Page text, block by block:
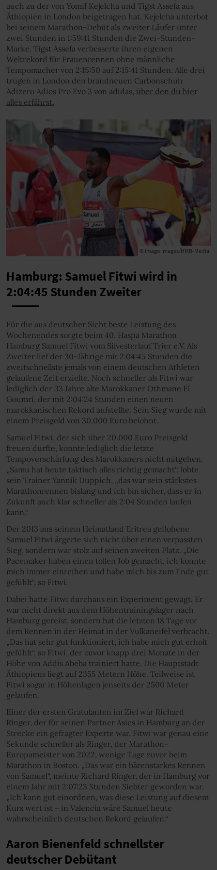
auch zu der von Yomif Kejelcha und Tigst Assefa aus
Äthiopien in London beigetragen hat. Kejelcha unterbot
bei seinem Marathon-Debüt als zweiter Läufer unter
zwei Stunden in 1:59:41 Stunden die Zwei-Stunden-
Marke. Tigst Assefa verbesserte ihren eigenen
Weltrekord für Frauenrennen ohne männliche
Tempomacher von 2:15:50 auf 2:15:41 Stunden. Alle drei
trugen in London den brandneuen Carbonschuh
Adizero Adios Pro Evo 3 von adidas, über den du hier
alles erfährst.
© imago images/HMB-Media
Hamburg: Samuel Fitwi wird in
2:04:45 Stunden Zweiter
Für die aus deutscher Sicht beste Leistung des
Wochenendes sorgte beim 40. Haspa Marathon
Hamburg Samuel Fitwi vom Silvesterlauf Trier e.V. Als
Zweiter lief der 30-Jährige mit 2:04:45 Stunden die
zweitschnellste jemals von einem deutschen Athleten
gelaufene Zeit erzielte. Noch schneller als Fitwi war
lediglich der 33 Jahre alte Marokkaner Othmane El
Goumri, der mit 2:04:24 Stunden einen neuen
marokkanischen Rekord aufstellte. Sein Sieg wurde mit
einem Preisgeld von 30.000 Euro belohnt.
Samuel Fitwi, der sich über 20.000 Euro Preisgeld
freuen durfte, konnte lediglich die letzte
Tempoverschärfung des Marokkaners nicht mitgehen.
„Samu hat heute taktisch alles richtig gemacht“, lobte
sein Trainer Yannik Duppich, „das war sein stärkstes
Marathonrennen bislang und ich bin sicher, dass er in
Zukunft auch klar schneller als 2:04 Stunden laufen
kann.“
Der 2013 aus seinem Heimatland Eritrea geflohene
Samuel Fitwi ärgerte sich nicht über einen verpassten
Sieg, sondern war stolz auf seinen zweiten Platz. „Die
Pacemaker haben einen tollen Job gemacht, ich konnte
mich immer einreihen und habe mich bis zum Ende gut
gefühlt“, so Fitwi.
Dabei hatte Fitwi durchaus ein Experiment gewagt. Er
war nicht direkt aus dem Höhentrainingslager nach
Hamburg gereist, sondern hat die letzten 18 Tage vor
dem Rennen in der Heimat in der Vulkaneifel verbracht.
„Das hat sehr gut funktioniert, ich habe mich gut erholt
gefühlt“, so Fitwi, der zuvor knapp drei Monate in der
Höhe von Addis Abeba trainiert hatte. Die Hauptstadt
Äthiopiens liegt auf 2355 Metern Höhe. Teilweise ist
Fitwi sogar in Höhenlagen jenseits der 2500 Meter
gelaufen.
Einer der ersten Gratulanten im Ziel war Richard
Ringer, der für seinen Partner Asics in Hamburg an der
Strecke ein gefragter Experte war. Fitwi war genau eine
Sekunde schneller als Ringer, der Marathon-
Europameister von 2022, wenige Tage zuvor beim
Marathon in Boston. „Das war ein bärenstarkes Rennen
von Samuel“, meinte Richard Ringer, der in Hamburg vor
einem Jahr mit 2:07:23 Stunden Siebter geworden war.
„Ich kann gut einordnen, was diese Leistung auf diesem
Kurs wert ist – in Valencia wäre Samuel heute
wahrscheinlich deutschen Rekord gelaufen.“
Aaron Bienenfeld schnellster
deutscher Debütant